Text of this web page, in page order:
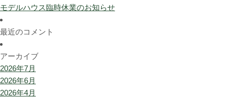
モデルハウス臨時休業のお知らせ
最近のコメント
アーカイブ
2026年7月
2026年6月
2026年4月